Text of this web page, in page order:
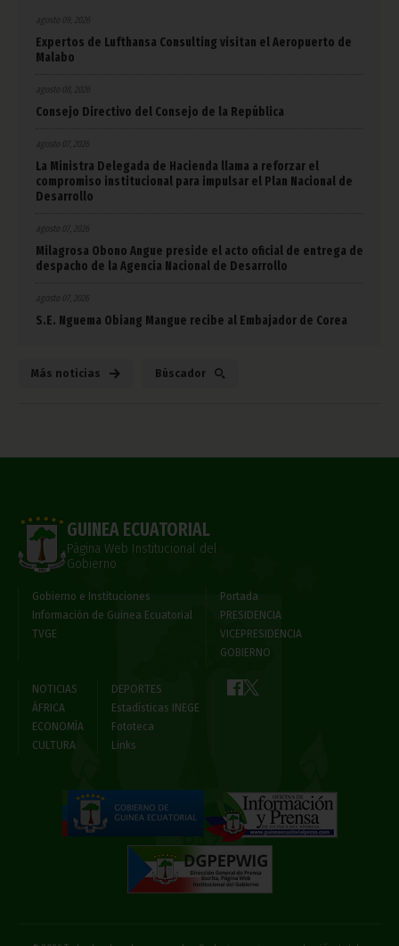
agosto 09, 2026
Expertos de Lufthansa Consulting visitan el Aeropuerto de
Malabo
Consejo Directivo del Consejo de la República
agosto 07, 2026
La Ministra Delegada de Hacienda llama a reforzar el
compromiso institucional para impulsar el Plan Nacional de
Desarrollo
agosto 07, 2026
Milagrosa Obono Angue preside el acto oficial de entrega de
despacho de la Agencia Nacional de Desarrollo
agosto 07, 2026
S.E. Nguema Obiang Mangue recibe al Embajador de Corea
Más noticias Búscador
GUINEA ECUATORIAL
Página Web Institucional del
Gobierno
Gobierno e Instituciones
Información de Guinea Ecuatorial
TVGE
Portada
PRESIDENCIA
VICEPRESIDENCIA
GOBIERNO
NOTICIAS
ÁFRICA
ECONOMÍA
CULTURA
DEPORTES
Estadísticas INEGE
Fototeca
Links